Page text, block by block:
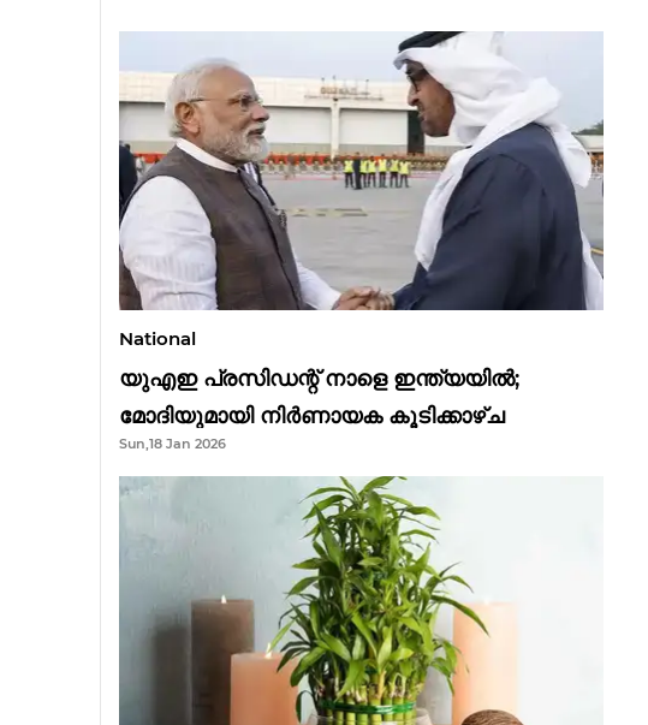
National
യുഎഇ പ്രസിഡന്റ് നാളെ ഇന്ത്യയിൽ;
മോദിയുമായി നിർണായക കൂടിക്കാഴ്ച
Sun,18 Jan 2026